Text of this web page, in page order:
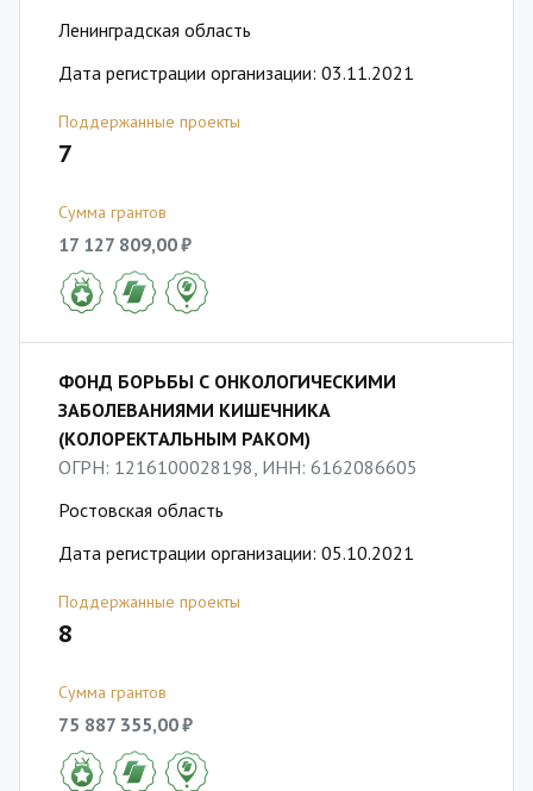
Ленинградская область
Дата регистрации организации: 03.11.2021
Поддержанные проекты
7
Сумма грантов
17 127 809,00 ₽
ФОНД БОРЬБЫ С ОНКОЛОГИЧЕСКИМИ
ЗАБОЛЕВАНИЯМИ КИШЕЧНИКА
(КОЛОРЕКТАЛЬНЫМ РАКОМ)
ОГРН: 1216100028198, ИНН: 6162086605
Ростовская область
Дата регистрации организации: 05.10.2021
Поддержанные проекты
8
Сумма грантов
75 887 355,00 ₽